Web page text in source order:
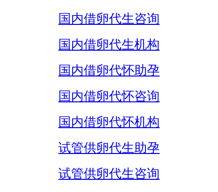
国内借卵代生咨询
国内借卵代生机构
国内借卵代怀助孕
国内借卵代怀咨询
国内借卵代怀机构
试管供卵代生助孕
试管供卵代生咨询